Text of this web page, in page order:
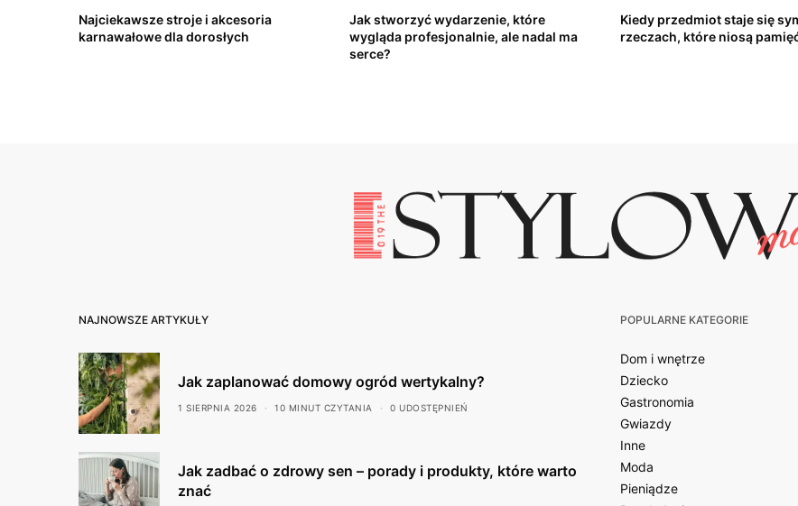
Najciekawsze stroje i akcesoria
karnawałowe dla dorosłych
Jak stworzyć wydarzenie, które
wygląda profesjonalnie, ale nadal ma
serce?
Kiedy przedmiot staje się
rzeczach, które niosą
NAJNOWSZE ARTYKUŁY
Jak zaplanować domowy ogród wertykalny?
1 SIERPNIA 2026 10 MINUT CZYTANIA 0 UDOSTĘPNIEŃ
Jak zadbać o zdrowy sen – porady i produkty, które warto
znać
POPULARNE KATEGORIE
Dom i wnętrze
Dziecko
Gastronomia
Gwiazdy
Inne
Moda
Pieniądze